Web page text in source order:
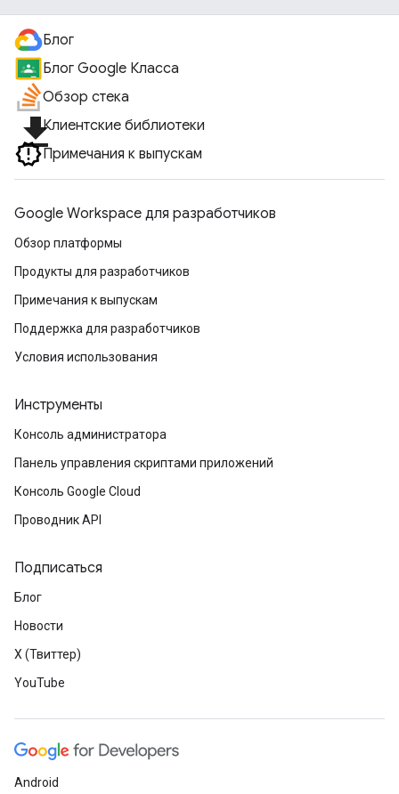
Блог
Блог Google Класса
Обзор стека
file_downloadКлиентские библиотеки
Примечания к выпускам
Google Workspace для разработчиков
Обзор платформы
Продукты для разработчиков
Примечания к выпускам
Поддержка для разработчиков
Условия использования
Инструменты
Консоль администратора
Панель управления скриптами приложений
Консоль Google Cloud
Проводник API
Подписаться
Блог
Новости
X (Твиттер)
YouTube
Android